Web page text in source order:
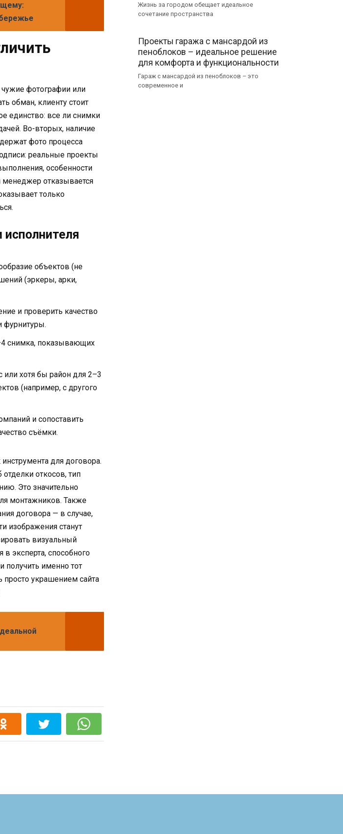
фотографии или
обман, клиенту стоит
единство: все ли снимки
Во-вторых, наличие
фото процесса
реальные проекты
особенности
отказывается
только
объектов (не
(эркеры, арки,
и проверить качество
фурнитуры.
снимка, показывающих
хотя бы район для 2–3
(например, с другого
и сопоставить
съёмки.
для договора.
откосов, тип
Это значительно
монтажников. Также
договора — в случае,
изображения станут
визуальный
в эксперта, способного
получить именно тот
просто украшением сайта
Жизнь за городом обещает идеальное
сочетание пространства
Проекты гаража с мансардой из
пеноблоков – идеальное решение
для комфорта и функциональности
Гараж с мансардой из пеноблоков – это
современное и